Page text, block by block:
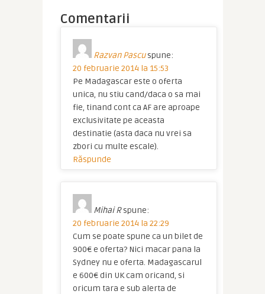
Comentarii
Razvan Pascu spune:
20 februarie 2014 la 15:53
Pe Madagascar este o oferta
unica, nu stiu cand/daca o sa mai
fie, tinand cont ca AF are aproape
exclusivitate pe aceasta
destinatie (asta daca nu vrei sa
zbori cu multe escale).
Răspunde
Mihai R spune:
20 februarie 2014 la 22:29
Cum se poate spune ca un bilet de
900€ e oferta? Nici macar pana la
Sydney nu e oferta. Madagascarul
e 600€ din UK cam oricand, si
oricum tara e sub alerta de